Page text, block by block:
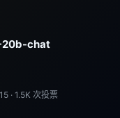
20b-chat
· 1.5K次投票